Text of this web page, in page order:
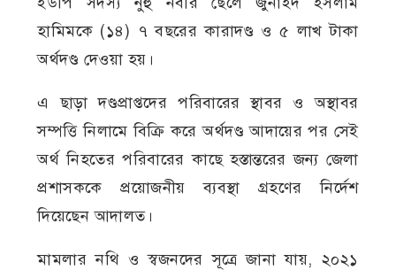
হামিমকে (১৪) ৭ বছরের কারাদণ্ড ও ৫ লাখ টাকা
অর্থদণ্ড দেওয়া হয়।
এ ছাড়া দণ্ডপ্রাপ্তদের পরিবারের স্থাবর ও অস্থাবর
সম্পত্তি নিলামে বিক্রি করে অর্থদণ্ড আদায়ের পর সেই
অর্থ নিহতের পরিবারের কাছে হস্তান্তরের জন্য জেলা
প্রশাসককে প্রয়োজনীয় ব্যবস্থা গ্রহণের নির্দেশ
দিয়েছেন আদালত।
মামলার নথি ও স্বজনদের সূত্রে জানা যায়, ২০২১